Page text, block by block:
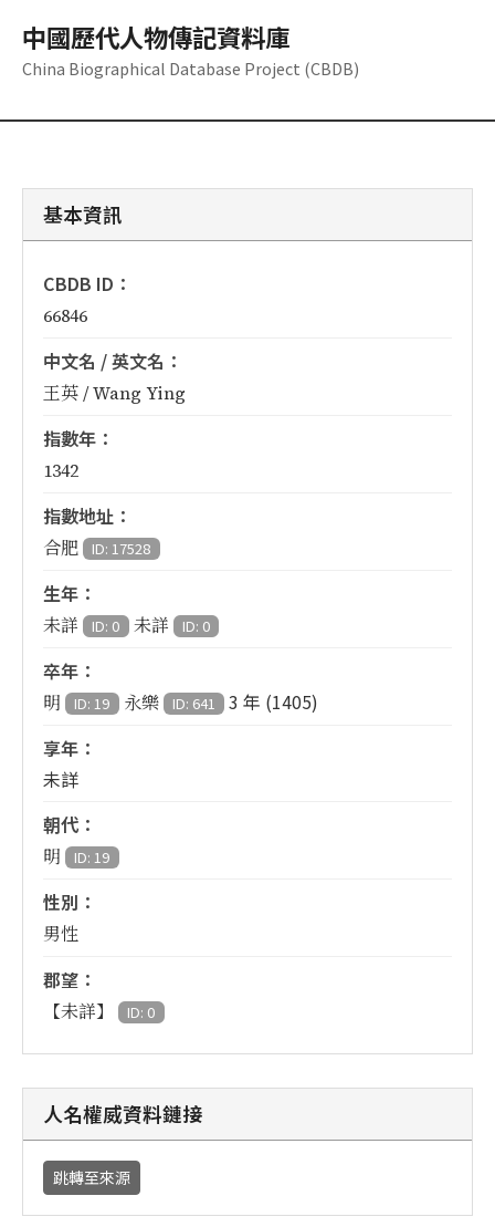
中國歷代人物傳記資料庫
China Biographical Database Project (CBDB)
基本資訊
CBDB ID：
66846
中文名 / 英文名：
王英 / Wang Ying
指數年：
1342
指數地址：
合肥 ID: 17528
生年：
未詳 ID: 0 未詳 ID: 0
卒年：
明 ID: 19 永樂 ID: 641
3 年 (1405)
享年：
未詳
朝代：
明 ID: 19
性別：
男性
郡望：
【未詳】 ID: 0
人名權威資料鏈接
跳轉至來源